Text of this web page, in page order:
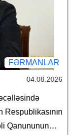
edilməsi və
Nazirliyinin
haqqında"
cı il 28
111 nömrəli
tarixli 911
2020-ci il
dəyişiklik
FƏRMANLAR
04.08.2026
Respublikasının
Qanununun